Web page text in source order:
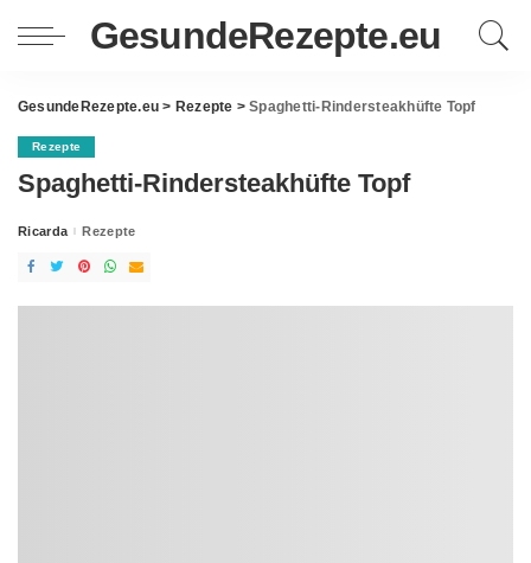
GesundeRezepte.eu
GesundeRezepte.eu > Rezepte >Spaghetti-Rindersteakhüfte Topf
Rezepte
Spaghetti-Rindersteakhüfte Topf
Posted
Ricarda Rezepte